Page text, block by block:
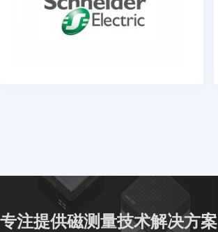
专注提供磁测量技术解决方案